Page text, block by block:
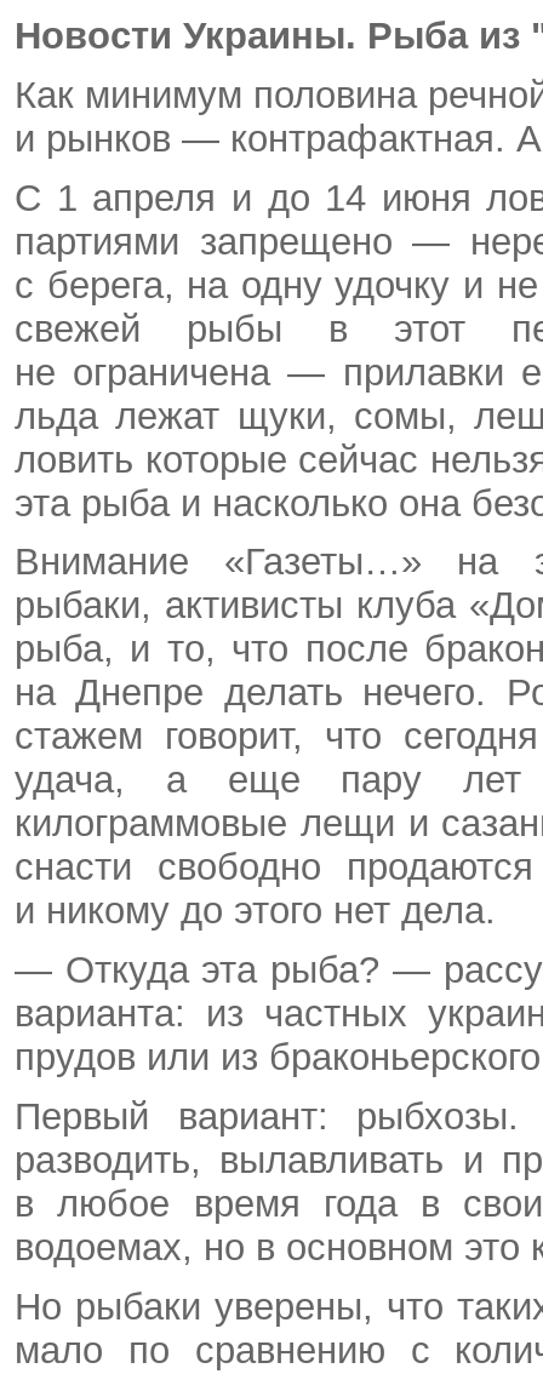
Новости Украины. Рыба из
Как минимум половина
и рынков — контрафактная. А
С 1 апреля и до 14 июня
партиями запрещено —
с берега, на одну удочку и
свежей рыбы в этот
не ограничена — прилавки
льда лежат щуки, сомы,
ловить которые сейчас
эта рыба и насколько она
Внимание «Газеты…» на
рыбаки, активисты клуба
рыба, и то, что после
на Днепре делать нечего.
стажем говорит, что
удача, а еще пару лет
килограммовые лещи и
снасти свободно
и никому до этого нет дела.
— Откуда эта рыба? —
варианта: из частных
прудов или из
Первый вариант:
разводить, вылавливать и
в любое время года в
водоемах, но в основном это
Но рыбаки уверены, что
мало по сравнению с